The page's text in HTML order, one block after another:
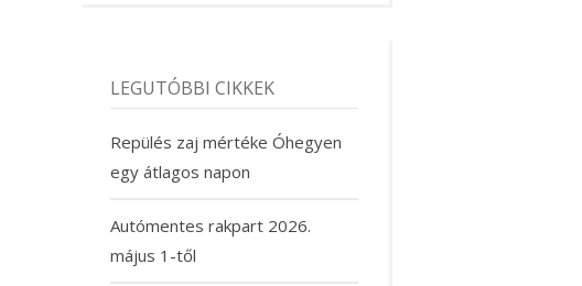
LEGUTÓBBI CIKKEK
Repülés zaj mértéke Óhegyen
egy átlagos napon
Autómentes rakpart 2026.
május 1-től